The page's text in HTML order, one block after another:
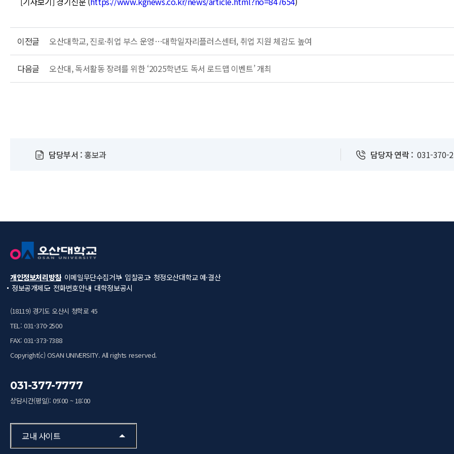
이전글 오산대학교, 진로·취업 부스 운영…대학일자리플러스센터, 취업 지원 체감도 높여
다음글 오산대, 독서활동 장려를 위한 ‘2025학년도 독서 로드맵 이벤트’ 개최
담당부서 : 홍보과 담당자 연락 : 031-370-
개인정보처리방침 이메일무단수집거부 입찰공고 청정오산대학교 예·결산
정보공개제도 전화번호안내 대학정보공시
(18119) 경기도 오산시 청학로 45
TEL: 031-370-2500
FAX: 031-373-7388
Copyright(c) OSAN UNIVERSITY. All rights reserved.
031-377-7777
상담시간(평일): 09:00 ~ 18:00
교내 사이트